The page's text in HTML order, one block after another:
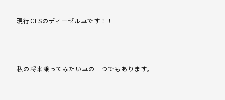
現行CLSのディーゼル車です！！
私の将来乗ってみたい車の一つでもあります。